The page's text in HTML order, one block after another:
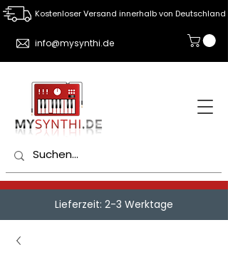
Kostenloser Versand innerhalb von Deutschland
info@mysynthi.de
Lieferzeit: 2-3 Werktage